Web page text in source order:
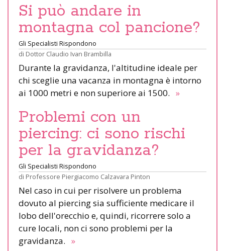
Si può andare in
montagna col pancione?
Gli Specialisti Rispondono
di Dottor Claudio Ivan Brambilla
Durante la gravidanza, l'altitudine ideale per
chi sceglie una vacanza in montagna è intorno
ai 1000 metri e non superiore ai 1500. »
Problemi con un
piercing: ci sono rischi
per la gravidanza?
Gli Specialisti Rispondono
di Professore Piergiacomo Calzavara Pinton
Nel caso in cui per risolvere un problema
dovuto al piercing sia sufficiente medicare il
lobo dell'orecchio e, quindi, ricorrere solo a
cure locali, non ci sono problemi per la
gravidanza. »